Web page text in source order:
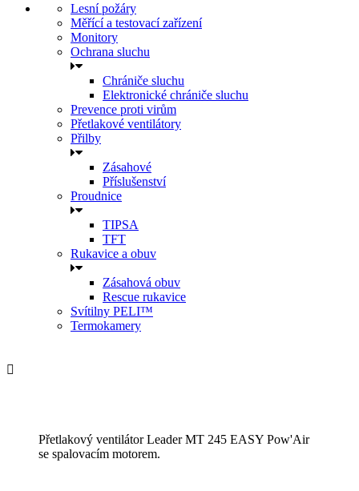
Lesní požáry
Měřící a testovací zařízení
Monitory
Ochrana sluchu
Chrániče sluchu
Elektronické chrániče sluchu
Prevence proti virům
Přetlakové ventilátory
Přilby
Zásahové
Příslušenství
Proudnice
TIPSA
TFT
Rukavice a obuv
Zásahová obuv
Rescue rukavice
Svítilny PELI™
Termokamery

Přetlakový ventilátor Leader MT 245 EASY Pow'Air
se spalovacím motorem.